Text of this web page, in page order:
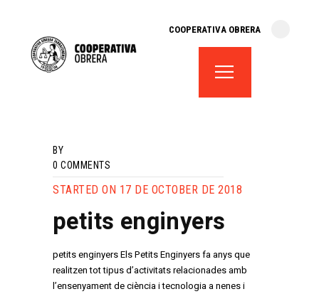
COOPERATIVA OBRERA
fes-te soci
BY
0 COMMENTS
STARTED ON 17 DE OCTOBER DE 2018
petits enginyers
petits enginyers Els Petits Enginyers fa anys que
realitzen tot tipus d’activitats relacionades amb
l’ensenyament de ciència i tecnologia a nenes i